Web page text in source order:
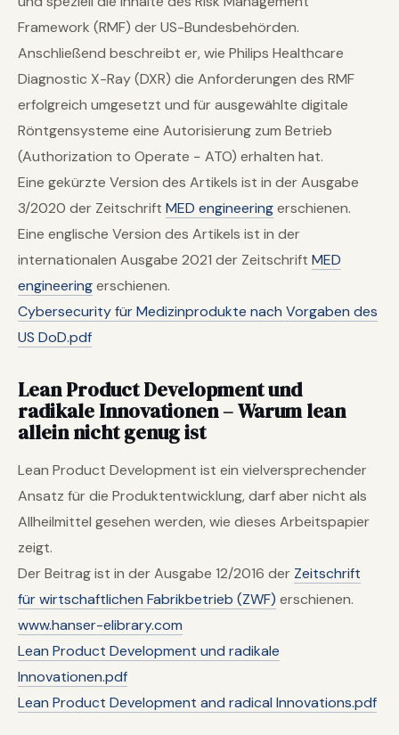
Framework (RMF) der US-Bundesbehörden.
Anschließend beschreibt er, wie Philips Healthcare
Diagnostic X-Ray (DXR) die Anforderungen des RMF
erfolgreich umgesetzt und für ausgewählte digitale
Röntgensysteme eine Autorisierung zum Betrieb
(Authorization to Operate − ATO) erhalten hat.
Eine gekürzte Version des Artikels ist in der Ausgabe
3/2020 der Zeitschrift MED engineeringerschienen.
Eine englische Version des Artikels ist in der
internationalen Ausgabe 2021 der Zeitschrift MED
engineeringerschienen.
Cybersecurity für Medizinprodukte nach Vorgaben des
US DoD.pdf
Lean Product Development und
radikale Innovationen–Warum lean
allein nicht genug ist
Lean Product Development ist ein vielversprechender
Ansatz für die Produktentwicklung, darf aber nicht als
Allheilmittel gesehen werden, wie dieses Arbeitspapier
zeigt.
Der Beitrag ist in der Ausgabe 12/2016 der Zeitschrift
für wirtschaftlichen Fabrikbetrieb (ZWF) erschienen.
www.hanser-elibrary.com
Lean Product Development und radikale
Innovationen.pdf
Lean Product Development and radical Innovations.pdf